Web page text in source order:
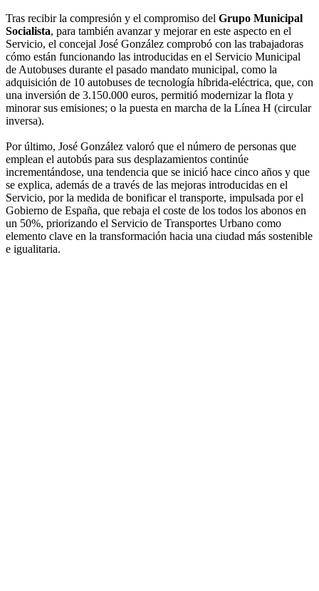
Tras recibir la compresión y el compromiso del Grupo Municipal
Socialista, para también avanzar y mejorar en este aspecto en el
Servicio, el concejal José González comprobó con las trabajadoras
cómo están funcionando las introducidas en el Servicio Municipal
de Autobuses durante el pasado mandato municipal, como la
adquisición de 10 autobuses de tecnología híbrida-eléctrica, que, con
una inversión de 3.150.000 euros, permitió modernizar la flota y
minorar sus emisiones; o la puesta en marcha de la Línea H (circular
inversa).
Por último, José González valoró que el número de personas que
emplean el autobús para sus desplazamientos continúe
incrementándose, una tendencia que se inició hace cinco años y que
se explica, además de a través de las mejoras introducidas en el
Servicio, por la medida de bonificar el transporte, impulsada por el
Gobierno de España, que rebaja el coste de los todos los abonos en
un 50%, priorizando el Servicio de Transportes Urbano como
elemento clave en la transformación hacia una ciudad más sostenible
e igualitaria.